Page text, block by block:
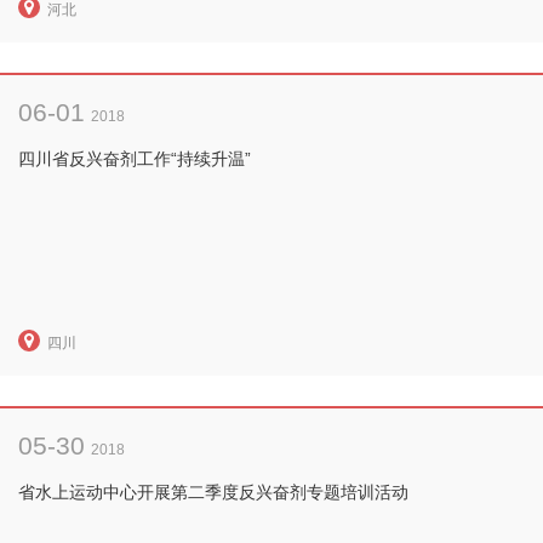
河北
06-01 2018
四川省反兴奋剂工作“持续升温”
四川
05-30 2018
省水上运动中心开展第二季度反兴奋剂专题培训活动